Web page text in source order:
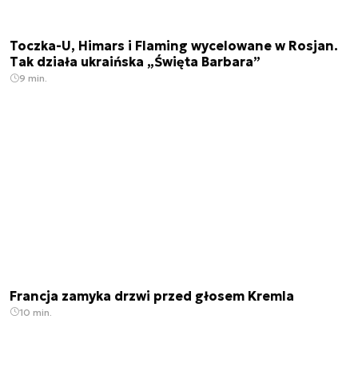
Toczka-U, Himars i Flaming wycelowane w Rosjan.
Tak działa ukraińska „Święta Barbara”
9 min.
Francja zamyka drzwi przed głosem Kremla
10 min.